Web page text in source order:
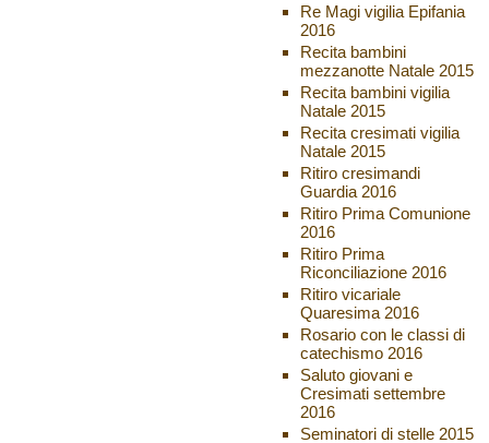
Re Magi vigilia Epifania
2016
Recita bambini
mezzanotte Natale 2015
Recita bambini vigilia
Natale 2015
Recita cresimati vigilia
Natale 2015
Ritiro cresimandi
Guardia 2016
Ritiro Prima Comunione
2016
Ritiro Prima
Riconciliazione 2016
Ritiro vicariale
Quaresima 2016
Rosario con le classi di
catechismo 2016
Saluto giovani e
Cresimati settembre
2016
Seminatori di stelle 2015